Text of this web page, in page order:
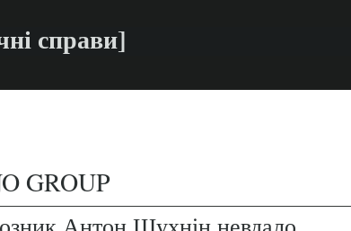
справи]
GROUP